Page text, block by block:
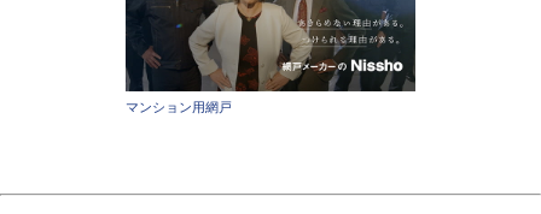
マンション用網戸